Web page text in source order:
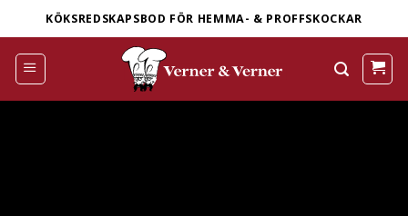
to
content
KÖKSREDSKAPSBOD FÖR HEMMA- & PROFFSKOCKAR